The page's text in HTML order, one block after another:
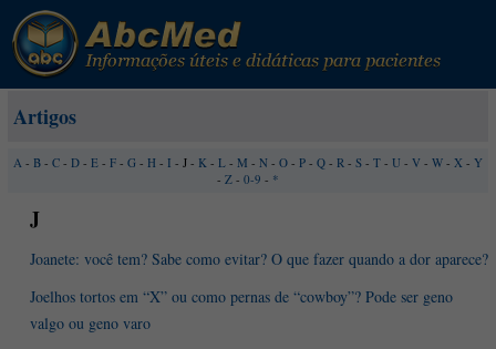
Artigos
A - B - C - D - E - F - G - H - I - J - K - L - M - N - O - P - Q - R - S - T - U - V - W - X - Y
- Z - 0-9 - *
J
Joanete: você tem? Sabe como evitar? O que fazer quando a dor aparece?
Joelhos tortos em “X” ou como pernas de “cowboy”? Pode ser geno
valgo ou geno varo